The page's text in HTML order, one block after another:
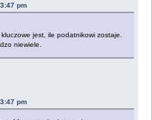
pm
jest, ile podatnikowi zostaje.
niewiele.
pm